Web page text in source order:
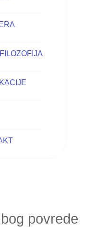
povrede